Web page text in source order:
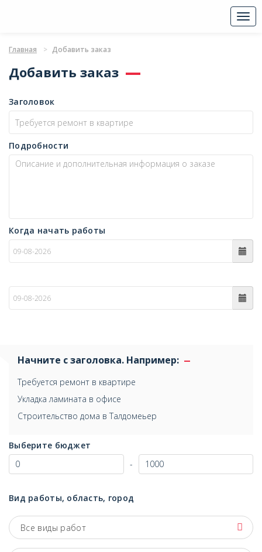
Главная Добавить заказ
Добавить заказ
Заголовок
Подробности
Когда начать работы
c
по
Начните с заголовка. Например:
Требуется ремонт в квартире
Укладка ламината в офисе
Строительство дома в Талдомеьер
Выберите бюджет
-
Вид работы, область, город
Все виды работ